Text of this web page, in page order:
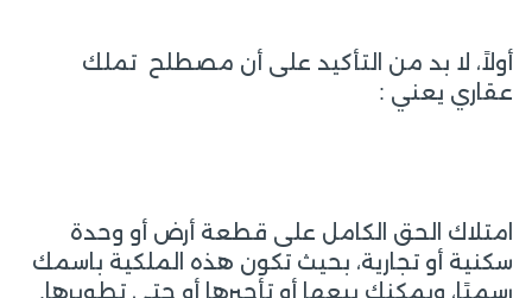
أولاً، لا بد من التأكيد على أن مصطلح تملك
عقاري يعني :
امتلاك الحق الكامل على قطعة أرض أو وحدة
سكنية أو تجارية، بحيث تكون هذه الملكية باسمك
رسميًا، ويمكنك بيعها أو تأجيرها أو حتى تطويرها.